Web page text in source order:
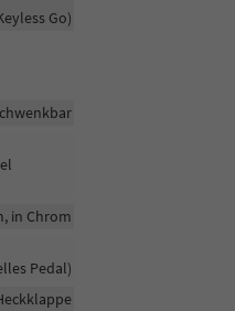
Go)
in Chrom
Pedal)